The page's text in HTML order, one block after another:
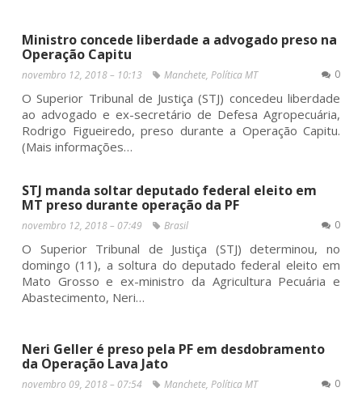
Ministro concede liberdade a advogado preso na
Operação Capitu
novembro 12, 2018 – 10:13 Manchete, Política MT 0
O Superior Tribunal de Justiça (STJ) concedeu liberdade
ao advogado e ex-secretário de Defesa Agropecuária,
Rodrigo Figueiredo, preso durante a Operação Capitu.
(Mais informações…
STJ manda soltar deputado federal eleito em
MT preso durante operação da PF
novembro 12, 2018 – 07:49 Brasil 0
O Superior Tribunal de Justiça (STJ) determinou, no
domingo (11), a soltura do deputado federal eleito em
Mato Grosso e ex-ministro da Agricultura Pecuária e
Abastecimento, Neri…
Neri Geller é preso pela PF em desdobramento
da Operação Lava Jato
novembro 09, 2018 – 07:54 Manchete, Política MT 0